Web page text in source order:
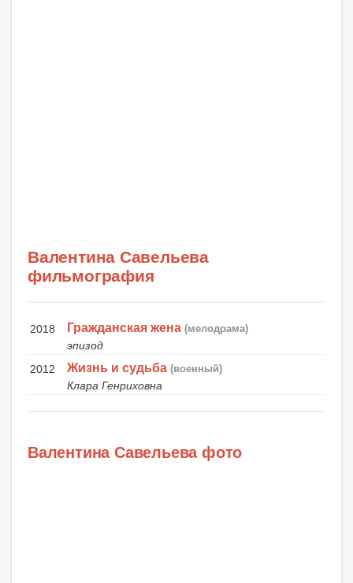
Валентина Савельева
фильмография
2018 Гражданская жена (мелодрама)
эпизод
2012
Жизнь и судьба (военный)
Клара Генриховна
Валентина Савельева фото